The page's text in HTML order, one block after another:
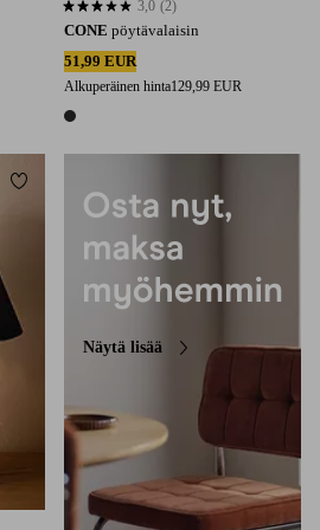
CONE pöytävalaisin
51,99 EUR
Alkuperäinen hinta129,99 EUR
1 väri
3,0 perustuen 2 arvosanaan
3,0 (2)
Lisää suosikkeihin
Näytä lisää